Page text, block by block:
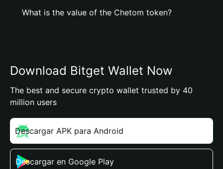
What is the value of the Chetom token?
Download Bitget Wallet Now
The best and secure crypto wallet trusted by 40
million users
Descargar APK para Android
Descargar en Google Play